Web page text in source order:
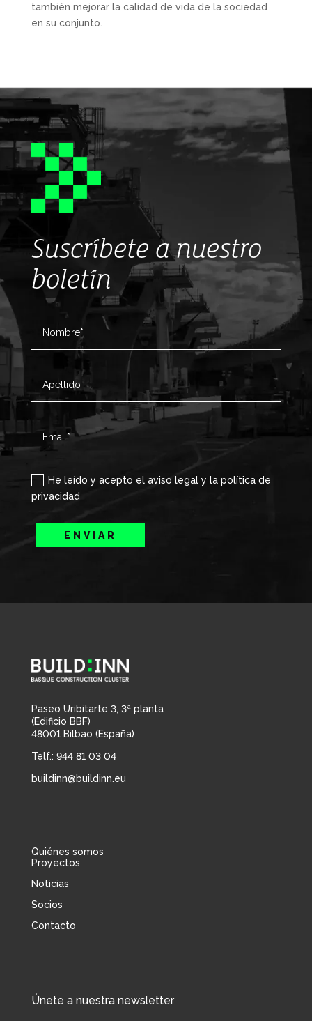
también mejorar la calidad de vida de la sociedad
en su conjunto.
Suscríbete a nuestro
boletín
He leído y acepto el aviso legal y la política de
privacidad
ENVIAR
Paseo Uribitarte 3, 3ª planta
(Edificio BBF)
48001 Bilbao (España)
Telf.: 944 81 03 04
buildinn@buildinn.eu
Quiénes somos
Proyectos
Noticias
Socios
Contacto
Únete a nuestra newsletter